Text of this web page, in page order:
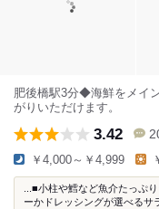
肥後橋駅3分◆海鮮をメイ
がりいただけます。
3.42
￥4,000～￥4,999
...■小柱や鱈など魚介たっぷ
ーかドレッシングが選べる